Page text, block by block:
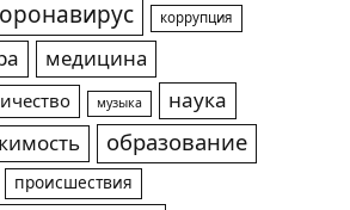
коррупция
медицина
музыка
наука
образование
происшествия